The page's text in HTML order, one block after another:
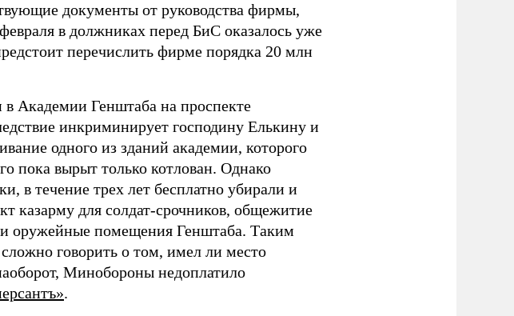
документы от руководства фирмы,
в должниках перед БиС оказалось уже
перечислить фирме порядка 20 млн
Академии Генштаба на проспекте
инкриминирует господину Елькину и
одного из зданий академии, которого
пока вырыт только котлован. Однако
в течение трех лет бесплатно убирали и
казарму для солдат-срочников, общежитие
оружейные помещения Генштаба. Таким
говорить о том, имел ли место
Минобороны недоплатило
.